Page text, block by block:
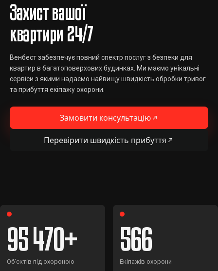
Захист вашої
квартири 24/7
Венбест забезпечує повний спектр послуг з безпеки для
квартир в багатоповерхових будинках. Ми маємо унікальні
сервіси з якими надаємо найвищу швидкість обробки тривог
та прибуття екіпажу охорони.
Замовити консультацію
Перевірити швидкість прибуття
95 470
Об'єктів під охороною
566
Екіпажів охорони